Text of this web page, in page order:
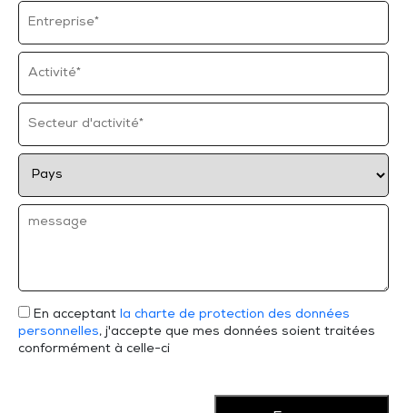
En acceptant la charte de protection des données
personnelles, j'accepte que mes données soient traitées
conformément à celle-ci